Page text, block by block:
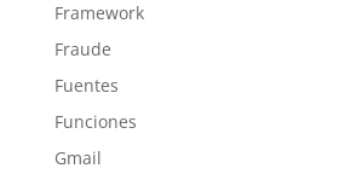
Framework
Fraude
Fuentes
Funciones
Gmail